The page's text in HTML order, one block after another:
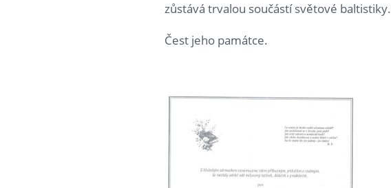
zůstává trvalou součástí světové baltistiky.
Čest jeho památce.